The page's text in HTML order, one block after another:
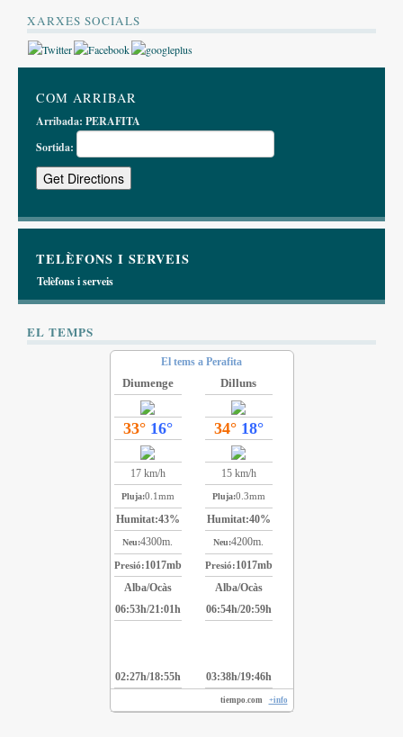
XARXES SOCIALS
COM ARRIBAR
Arribada: PERAFITA
Sortida:
TELÈFONS I SERVEIS
Telèfons i serveis
EL TEMPS
El tems a Perafita
Diumenge
33° 16°
17 km/h
Pluja:0.1mm
Humitat:43%
Neu:4300m.
Presió:1017mb
Alba/Ocàs
06:53h/21:01h
02:27h/18:55h
Dilluns
34° 18°
15 km/h
Pluja:0.3mm
Humitat:40%
Neu:4200m.
Presió:1017mb
Alba/Ocàs
06:54h/20:59h
03:38h/19:46h
tiempo.com +info